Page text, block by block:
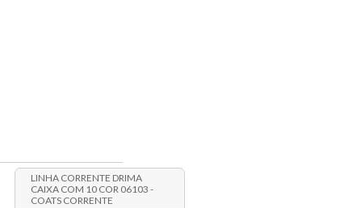
LINHA CORRENTE DRIMA
CAIXA COM 10 COR 06103 -
COATS CORRENTE